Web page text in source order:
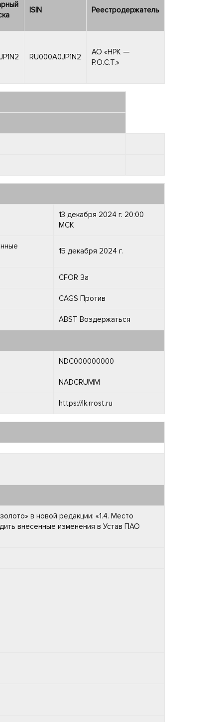
ISIN Реестродержатель
RU000A0JP1N2
АО «НРК —
Р.О.С.Т.»
13 декабря 2024 г. 20:00
МСК
15 декабря 2024 г.
CFOR За
CAGS Против
ABST Воздержаться
NDC000000000
NADCRUMM
https://lk.rrost.ru
в новой редакции: «1.4. Место
внесенные изменения в Устав ПАО